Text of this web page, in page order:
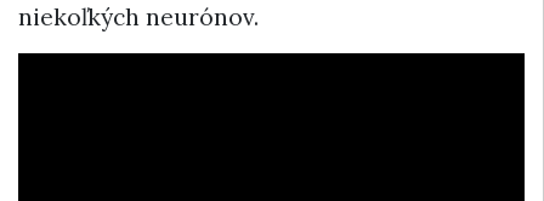
niekoľkých neurónov.